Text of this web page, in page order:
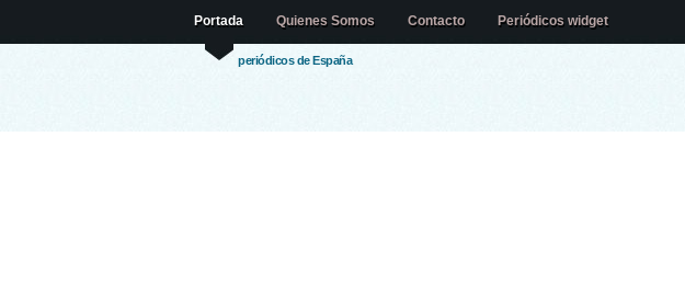
periódicos de España
Portada Quienes Somos Contacto Periódicos widget